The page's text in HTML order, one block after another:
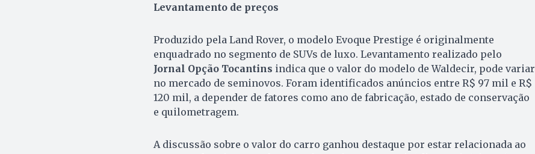
Levantamento de preços
Produzido pela Land Rover, o modelo Evoque Prestige é originalmente
enquadrado no segmento de SUVs de luxo. Levantamento realizado pelo
Jornal Opção Tocantins indica que o valor do modelo de Waldecir, pode variar
no mercado de seminovos. Foram identificados anúncios entre R$ 97 mil e R$
120 mil, a depender de fatores como ano de fabricação, estado de conservação
e quilometragem.
A discussão sobre o valor do carro ganhou destaque por estar relacionada ao